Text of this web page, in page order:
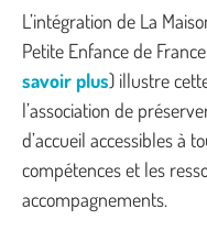
L’intégration de La
Petite Enfance de
savoir plus) illustre
l’association de
d’accueil accessibles à
compétences et les
accompagnements.